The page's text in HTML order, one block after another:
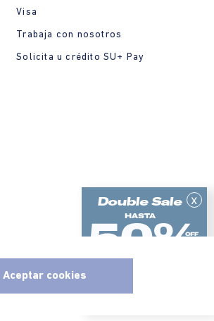
x
Aceptar cookies
Visa
Trabaja con nosotros
Solicita u crédito SU+ Pay